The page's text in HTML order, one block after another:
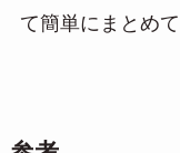
て簡単にまとめて